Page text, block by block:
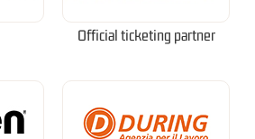
Official ticketing partner